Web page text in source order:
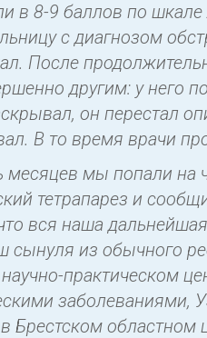
в 8-9 баллов по
с диагнозом
После
другим: у него
он перестал
В то время врачи
мы попали на
тетрапарез и
вся наша
сынуля из обычного
практическом
заболеваниями,
областном